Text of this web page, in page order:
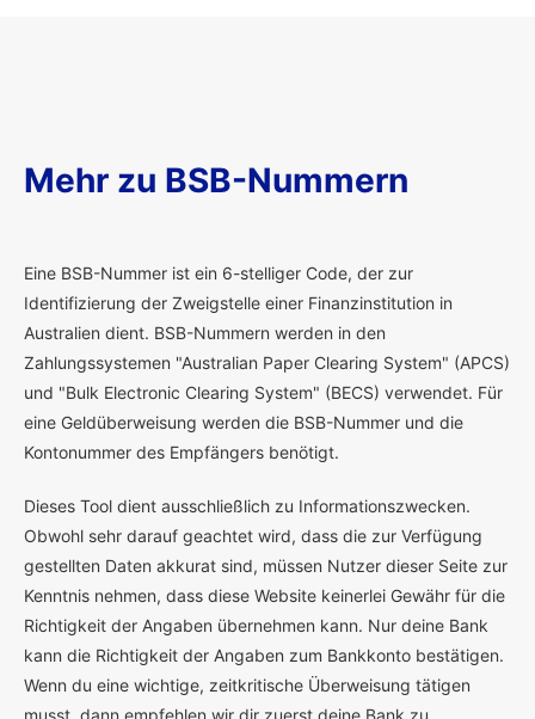
Mehr zu BSB-Nummern
Eine BSB-Nummer ist ein 6-stelliger Code, der zur
Identifizierung der Zweigstelle einer Finanzinstitution in
Australien dient. BSB-Nummern werden in den
Zahlungssystemen "Australian Paper Clearing System" (APCS)
und "Bulk Electronic Clearing System" (BECS) verwendet. Für
eine Geldüberweisung werden die BSB-Nummer und die
Kontonummer des Empfängers benötigt.
Dieses Tool dient ausschließlich zu Informationszwecken.
Obwohl sehr darauf geachtet wird, dass die zur Verfügung
gestellten Daten akkurat sind, müssen Nutzer dieser Seite zur
Kenntnis nehmen, dass diese Website keinerlei Gewähr für die
Richtigkeit der Angaben übernehmen kann. Nur deine Bank
kann die Richtigkeit der Angaben zum Bankkonto bestätigen.
Wenn du eine wichtige, zeitkritische Überweisung tätigen
musst, dann empfehlen wir dir zuerst deine Bank zu